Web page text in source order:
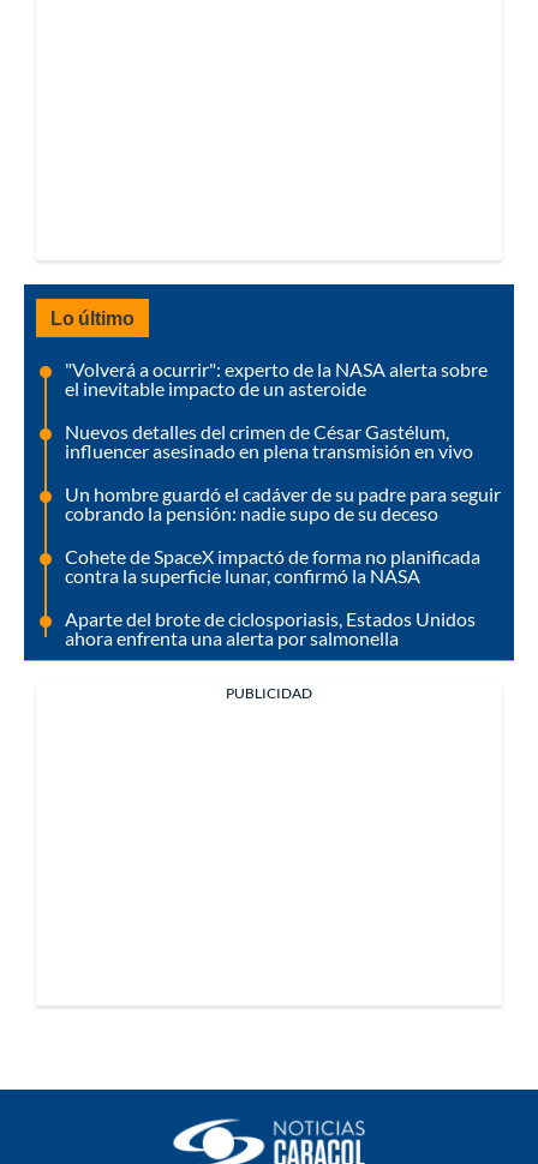
Lo último
"Volverá a ocurrir": experto de la NASA alerta sobre
el inevitable impacto de un asteroide
Nuevos detalles del crimen de César Gastélum,
influencer asesinado en plena transmisión en vivo
Un hombre guardó el cadáver de su padre para seguir
cobrando la pensión: nadie supo de su deceso
Cohete de SpaceX impactó de forma no planificada
contra la superficie lunar, confirmó la NASA
Aparte del brote de ciclosporiasis, Estados Unidos
ahora enfrenta una alerta por salmonella
PUBLICIDAD